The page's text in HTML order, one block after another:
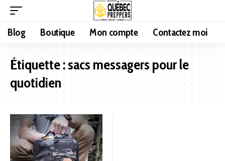
Blog Boutique Mon compte Contactez moi
Étiquette :sacs messagers pour le
quotidien